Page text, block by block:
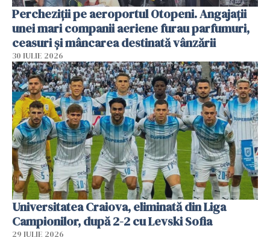
Percheziții pe aeroportul Otopeni. Angajații
unei mari companii aeriene furau parfumuri,
ceasuri și mâncarea destinată vânzării
30 IULIE 2026
Universitatea Craiova, eliminată din Liga
Campionilor, după 2-2 cu Levski Sofia
29 IULIE 2026